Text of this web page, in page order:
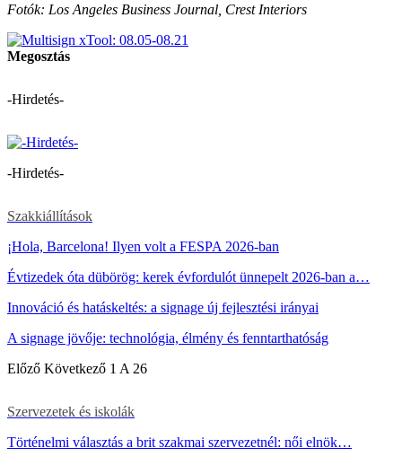
Fotók: Los Angeles Business Journal, Crest Interiors
Megosztás
-Hirdetés-
-Hirdetés-
Szakkiállítások
¡Hola, Barcelona! Ilyen volt a FESPA 2026-ban
Évtizedek óta dübörög: kerek évfordulót ünnepelt 2026-ban a…
Innováció és hatáskeltés: a signage új fejlesztési irányai
A signage jövője: technológia, élmény és fenntarthatóság
Előző Következő 1 A 26
Szervezetek és iskolák
Történelmi választás a brit szakmai szervezetnél: női elnök…